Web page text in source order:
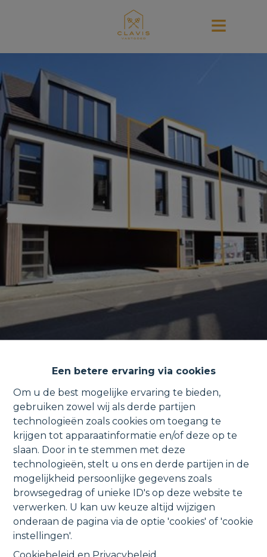
Een betere ervaring via cookies
Om u de best mogelijke ervaring te bieden,
gebruiken zowel wij als derde partijen
technologieën zoals cookies om toegang te
krijgen tot apparaatinformatie en/of deze op te
slaan. Door in te stemmen met deze
technologieën, stelt u ons en derde partijen in de
mogelijkheid persoonlijke gegevens zoals
browsegedrag of unieke ID's op deze website te
verwerken. U kan uw keuze altijd wijzigen
onderaan de pagina via de optie 'cookies' of 'cookie
instellingen'.
Cookiebeleid en Privacybeleid.
Afgewerkt
nieuwbouwappartement met
carport en terras.
Hoogweg , 1840 Londerzeel